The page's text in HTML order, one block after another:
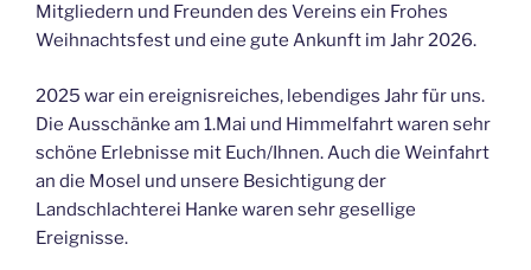
Mitgliedern und Freunden des Vereins ein Frohes
Weihnachtsfest und eine gute Ankunft im Jahr 2026.
2025 war ein ereignisreiches, lebendiges Jahr für uns.
Die Ausschänke am 1.Mai und Himmelfahrt waren sehr
schöne Erlebnisse mit Euch/Ihnen. Auch die Weinfahrt
an die Mosel und unsere Besichtigung der
Landschlachterei Hanke waren sehr gesellige
Ereignisse.